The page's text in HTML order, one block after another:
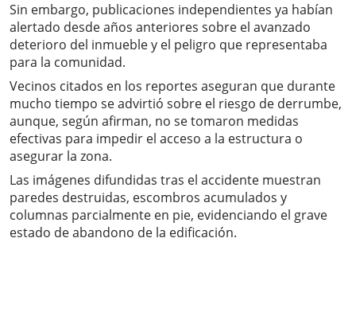
Sin embargo, publicaciones independientes ya habían
alertado desde años anteriores sobre el avanzado
deterioro del inmueble y el peligro que representaba
para la comunidad.
Vecinos citados en los reportes aseguran que durante
mucho tiempo se advirtió sobre el riesgo de derrumbe,
aunque, según afirman, no se tomaron medidas
efectivas para impedir el acceso a la estructura o
asegurar la zona.
Las imágenes difundidas tras el accidente muestran
paredes destruidas, escombros acumulados y
columnas parcialmente en pie, evidenciando el grave
estado de abandono de la edificación.